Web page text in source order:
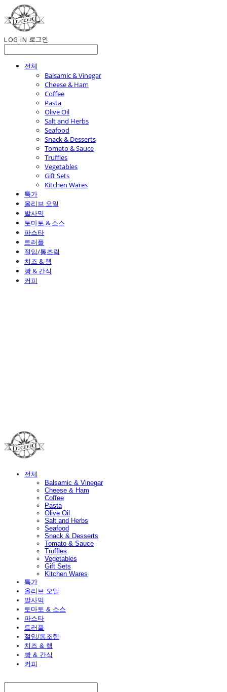
LOG IN 로그인
전체
Balsamic & Vinegar
Cheese & Ham
Coffee
Pasta
Olive Oil
Salt and Herbs
Seafood
Snack & Desserts
Tomato & Sauce
Truffles
Vegetables
Gift Sets
Kitchen Wares
특가
올리브 오일
발사믹
토마토 & 소스
파스타
트러플
절임/통조림
치즈 & 햄
빵 & 간식
커피
전체
Balsamic & Vinegar
Cheese & Ham
Coffee
Pasta
Olive Oil
Salt and Herbs
Seafood
Snack & Desserts
Tomato & Sauce
Truffles
Vegetables
Gift Sets
Kitchen Wares
특가
올리브 오일
발사믹
토마토 & 소스
파스타
트러플
절임/통조림
치즈 & 햄
빵 & 간식
커피